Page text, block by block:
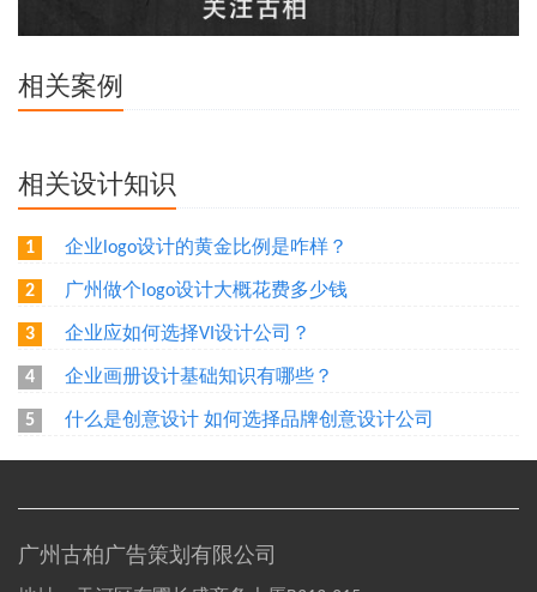
相关案例
相关设计知识
1 企业logo设计的黄金比例是咋样？
2 广州做个logo设计大概花费多少钱
3 企业应如何选择VI设计公司？
4 企业画册设计基础知识有哪些？
5 什么是创意设计 如何选择品牌创意设计公司
广州古柏广告策划有限公司